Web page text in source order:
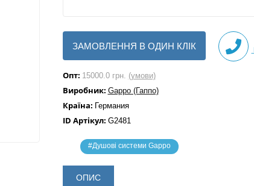
ЗАМОВЛЕННЯ В ОДИН КЛІК
Опт: 15000.0 грн. (умови)
Виробник: Gappo (Гаппо)
Країна: Германия
ID Артікул: G2481
#Душові системи Gappo
ОПИС